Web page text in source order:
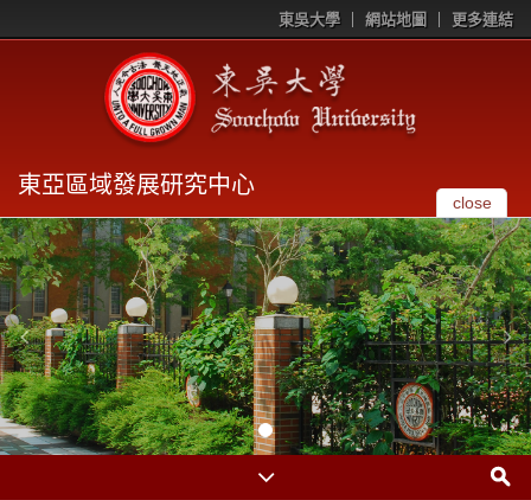
東吳大學 網站地圖 更多連結
東亞區域發展研究中心
close